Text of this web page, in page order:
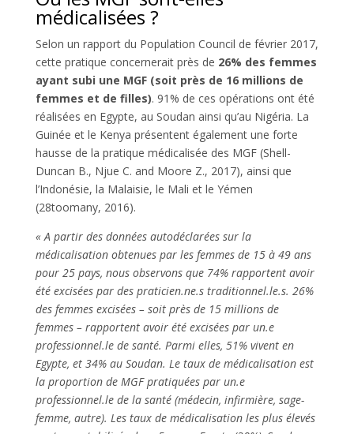
médicalisées ?
Selon un rapport du Population Council de février 2017,
cette pratique concernerait près de 26% des femmes
ayant subi une MGF (soit près de 16 millions de
femmes et de filles). 91% de ces opérations ont été
réalisées en Egypte, au Soudan ainsi qu’au Nigéria. La
Guinée et le Kenya présentent également une forte
hausse de la pratique médicalisée des MGF (Shell-
Duncan B., Njue C. and Moore Z., 2017), ainsi que
l’Indonésie, la Malaisie, le Mali et le Yémen
(28toomany, 2016).
« A partir des données autodéclarées sur la
médicalisation obtenues par les femmes de 15 à 49 ans
pour 25 pays, nous observons que 74% rapportent avoir
été excisées par des praticien.ne.s traditionnel.le.s. 26%
des femmes excisées – soit près de 15 millions de
femmes – rapportent avoir été excisées par un.e
professionnel.le de santé. Parmi elles, 51% vivent en
Egypte, et 34% au Soudan. Le taux de médicalisation est
la proportion de MGF pratiquées par un.e
professionnel.le de la santé (médecin, infirmière, sage-
femme, autre). Les taux de médicalisation les plus élevés